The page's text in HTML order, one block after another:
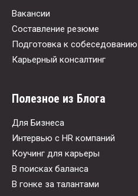
Вакансии
Составление резюме
Подготовка к собеседованию
Карьерный консалтинг
Полезное из Блога
Для Бизнеса
Интервью с HR компаний
Коучинг для карьеры
В поисках баланса
В гонке за талантами